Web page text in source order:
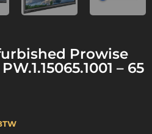
Prowise
– 65